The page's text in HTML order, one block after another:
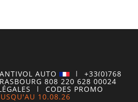
ANTIVOL AUTO | +33(0)768
808 220 628 00024
| CODES PROMO
10.08.26